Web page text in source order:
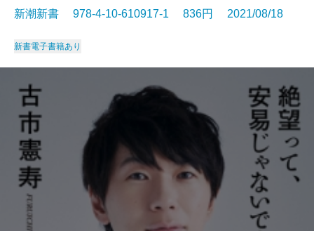
新潮新書 978-4-10-610917-1 836円 2021/08/18
新書電子書籍あり